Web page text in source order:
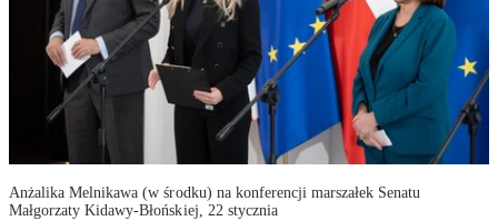
Anżalika Melnikawa (w środku) na konferencji marszałek Senatu
Małgorzaty Kidawy-Błońskiej, 22 stycznia